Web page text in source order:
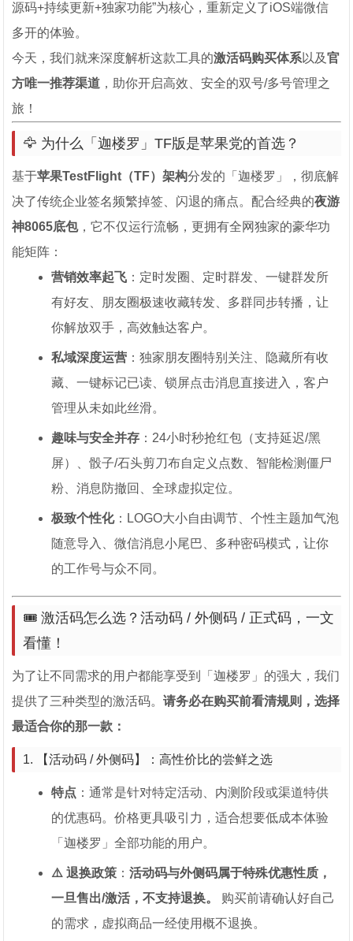
源码+持续更新+独家功能”为核心，重新定义了iOS端微信
多开的体验。
今天，我们就来深度解析这款工具的激活码购买体系以及官
方唯一推荐渠道 ，助你开启高效、安全的双号/多号管理之
旅！
🦅 为什么「迦楼罗」TF版是苹果党的首选？
基于苹果TestFlight（TF）架构分发的「迦楼罗」，彻底解
决了传统企业签名频繁掉签、闪退的痛点。配合经典的夜游
神8065底包，它不仅运行流畅，更拥有全网独家的豪华功
能矩阵：
营销效率起飞 ：定时发圈、定时群发、一键群发所
有好友、朋友圈极速收藏转发、多群同步转播，让
你解放双手，高效触达客户。
私域深度运营 ：独家朋友圈特别关注、隐藏所有收
藏、一键标记已读、锁屏点击消息直接进入，客户
管理从未如此丝滑。
趣味与安全并存 ：24小时秒抢红包（支持延迟/黑
屏）、骰子/石头剪刀布自定义点数、智能检测僵尸
粉、消息防撤回、全球虚拟定位。
极致个性化：LOGO大小自由调节、个性主题加气泡
随意导入、微信消息小尾巴、多种密码模式，让你
的工作号与众不同。
🎟️ 激活码怎么选？活动码 / 外侧码 / 正式码，一文
看懂！
为了让不同需求的用户都能享受到「迦楼罗」的强大，我们
提供了三种类型的激活码。请务必在购买前看清规则，选择
最适合你的那一款：
1. 【活动码 / 外侧码】：高性价比的尝鲜之选
特点 ：通常是针对特定活动、内测阶段或渠道特供
的优惠码。价格更具吸引力，适合想要低成本体验
「迦楼罗」全部功能的用户。
⚠️ 退换政策 ：活动码与外侧码属于特殊优惠性质，
一旦售出/激活，不支持退换。
购买前请确认好自己
的需求，虚拟商品一经使用概不退换。